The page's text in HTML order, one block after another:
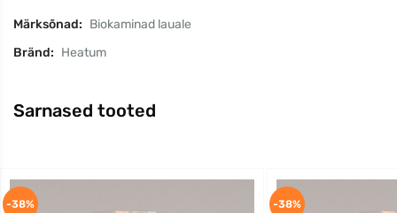
Märksõnad: Biokaminad lauale
Bränd: Heatum
Sarnased tooted
-38% -38%